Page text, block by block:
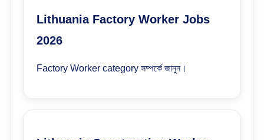
Lithuania Factory Worker Jobs
2026
Factory Worker category সম্পর্কে জানুন।